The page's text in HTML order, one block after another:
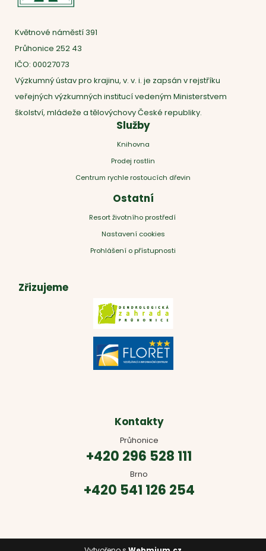
Květnové náměstí 391
Průhonice 252 43
IČO: 00027073
Výzkumný ústav pro krajinu, v. v. i. je zapsán v rejstříku
veřejných výzkumných institucí vedeným Ministerstvem
školství, mládeže a tělovýchovy České republiky.
Služby
Knihovna
Prodej rostlin
Centrum rychle rostoucích dřevin
Ostatní
Resort životního prostředí
Nastavení cookies
Prohlášení o přístupnosti
Zřizujeme
Kontakty
Průhonice
+420 296 528 111
Brno
+420 541 126 254